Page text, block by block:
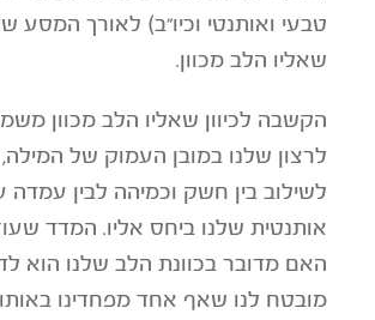
טבעי ואותנטי וכיו"ב) לאורך המסע
שאליו הלב מכוון.
הקשבה לכיוון שאליו הלב מכוון
לרצון שלנו במובן העמוק של
לשילוב בין חשק וכמיהה לבין עמדה
אותנטית שלנו ביחס אליו. המדד
האם מדובר בכוונת הלב שלנו הוא
מובטח לנו שאף אחד מפחדינו